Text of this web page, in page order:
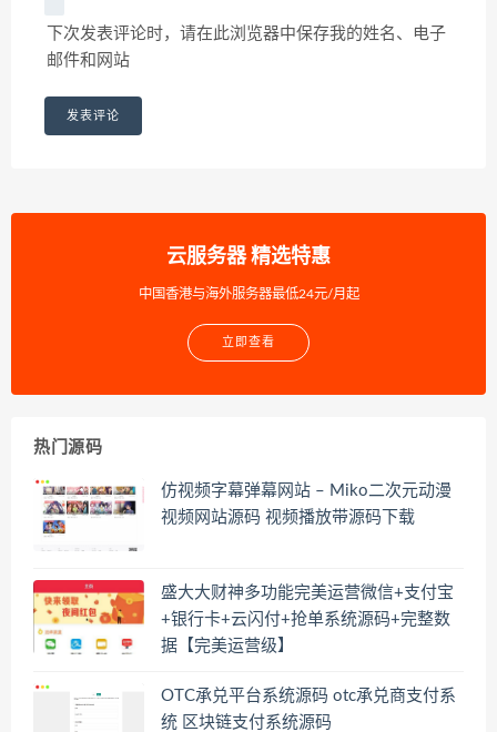
下次发表评论时，请在此浏览器中保存我的姓名、电子
邮件和网站
云服务器 精选特惠
中国香港与海外服务器最低24元/月起
立即查看
热门源码
仿视频字幕弹幕网站 – Miko二次元动漫
视频网站源码 视频播放带源码下载
盛大大财神多功能完美运营微信+支付宝
+银行卡+云闪付+抢单系统源码+完整数
据【完美运营级】
OTC承兑平台系统源码 otc承兑商支付系
统 区块链支付系统源码